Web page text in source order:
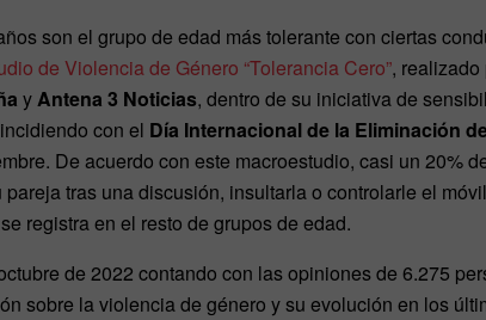
son el grupo de edad más tolerante con ciertas
de Violencia de Género “Tolerancia Cero”,
yAntena 3 Noticias, dentro de su iniciativa de
con el Día Internacional de la Eliminación
De acuerdo con este macroestudio, casi un 20%
tras una discusión, insultarla o controlarle el
registra en el resto de grupos de edad.
de 2022 contando con las opiniones de 6.275
sobre la violencia de género y su evolución en los